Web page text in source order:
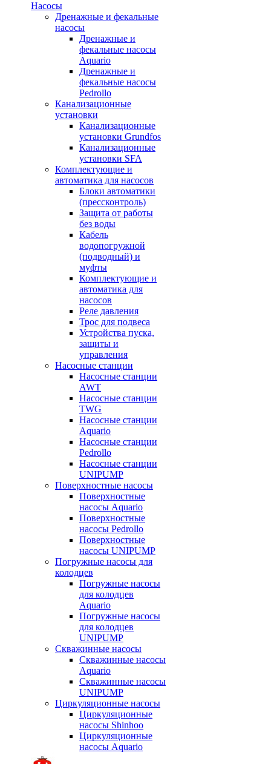
Насосы
Дренажные и фекальные
насосы
Дренажные и
фекальные насосы
Aquario
Дренажные и
фекальные насосы
Pedrollo
Канализационные
установки
Канализационные
установки Grundfos
Канализационные
установки SFA
Комплектующие и
автоматика для насосов
Блоки автоматики
(прессконтроль)
Защита от работы
без воды
Кабель
водопогружной
(подводный) и
муфты
Комплектующие и
автоматика для
насосов
Реле давления
Трос для подвеса
Устройства пуска,
защиты и
управления
Насосные станции
Насосные станции
AWT
Насосные станции
TWG
Насосные станции
Aquario
Насосные станции
Pedrollo
Насосные станции
UNIPUMP
Поверхностные насосы
Поверхностные
насосы Aquario
Поверхностные
насосы Pedrollo
Поверхностные
насосы UNIPUMP
Погружные насосы для
колодцев
Погружные насосы
для колодцев
Aquario
Погружные насосы
для колодцев
UNIPUMP
Скважинные насосы
Скважинные насосы
Aquario
Скважинные насосы
UNIPUMP
Циркуляционные насосы
Циркуляционные
насосы Shinhoo
Циркуляционные
насосы Aquario